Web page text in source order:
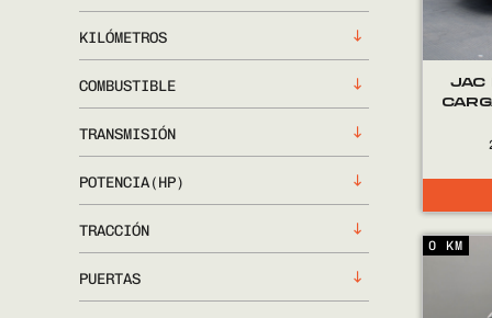
KILÓMETROS
COMBUSTIBLE
TRANSMISIÓN
POTENCIA(HP)
TRACCIÓN
PUERTAS
JAC
0 KM